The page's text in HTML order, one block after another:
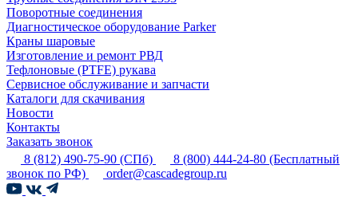
Поворотные соединения
Диагностическое оборудование Parker
Краны шаровые
Изготовление и ремонт РВД
Тефлоновые (PTFE) рукава
Сервисное обслуживание и запчасти
Каталоги для скачивания
Новости
Контакты
Заказать звонок
8 (812) 490-75-90 (СПб) 8 (800) 444-24-80 (Бесплатный
звонок по РФ)
order@cascadegroup.ru